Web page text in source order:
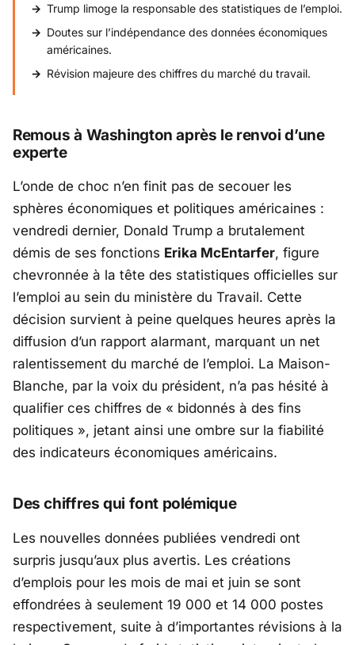
Trump limoge la responsable des statistiques de l’emploi.
Doutes sur l’indépendance des données économiques
américaines.
Révision majeure des chiffres du marché du travail.
Remous à Washington après le renvoi d’une
experte
L’onde de choc n’en finit pas de secouer les
sphères économiques et politiques américaines :
vendredi dernier, Donald Trump a brutalement
démis de ses fonctions Erika McEntarfer, figure
chevronnée à la tête des statistiques officielles sur
l’emploi au sein du ministère du Travail. Cette
décision survient à peine quelques heures après la
diffusion d’un rapport alarmant, marquant un net
ralentissement du marché de l’emploi. La Maison-
Blanche, par la voix du président, n’a pas hésité à
qualifier ces chiffres de « bidonnés à des fins
politiques », jetant ainsi une ombre sur la fiabilité
des indicateurs économiques américains.
Des chiffres qui font polémique
Les nouvelles données publiées vendredi ont
surpris jusqu’aux plus avertis. Les créations
d’emplois pour les mois de mai et juin se sont
effondrées à seulement 19 000 et 14 000 postes
respectivement, suite à d’importantes révisions à la